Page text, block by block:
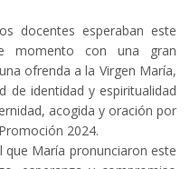
docentes esperaban este
momento con una gran
ofrenda a la Virgen María,
de identidad y espiritualidad
acogida y oración por
2024.
que María pronunciaron este